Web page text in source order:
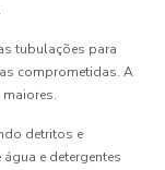
tubulações para
comprometidas. A
detritos e
e detergentes